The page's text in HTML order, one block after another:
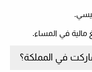
مالية في المساء.
في المملكة؟